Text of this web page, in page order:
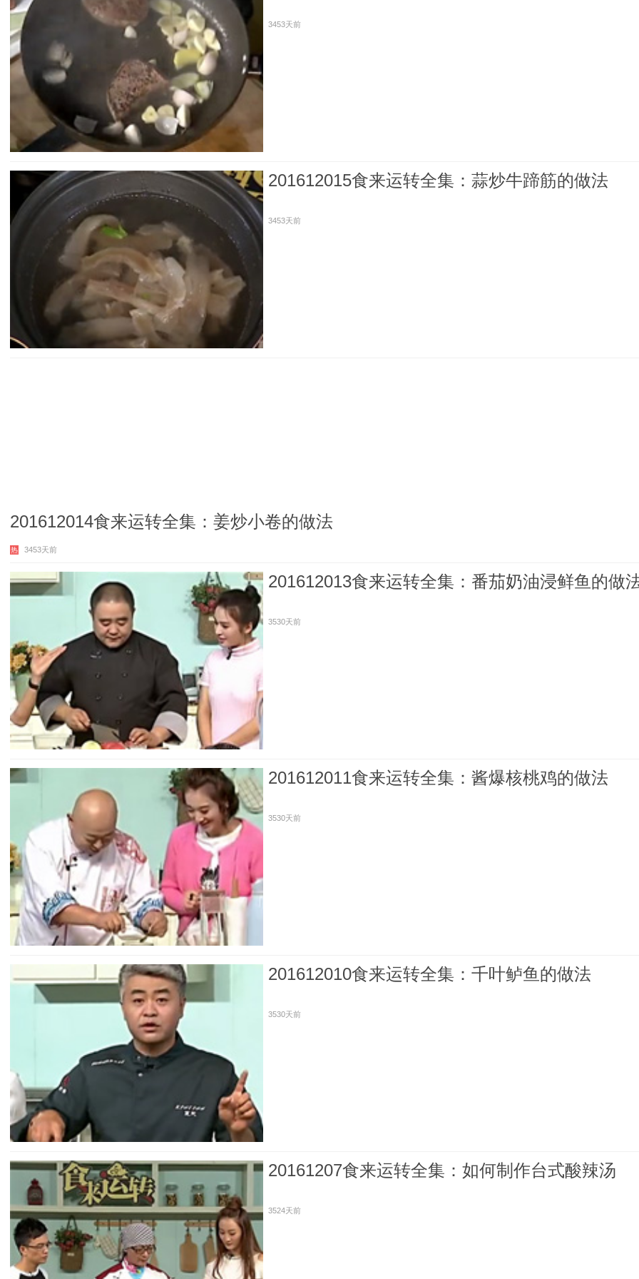
3453天前
201612015食来运转全集：蒜炒牛蹄筋的做法
3453天前
201612014食来运转全集：姜炒小卷的做法
热 3453天前
201612013食来运转全集：番茄奶油浸鲜鱼的做
3530天前
201612011食来运转全集：酱爆核桃鸡的做法
3530天前
201612010食来运转全集：千叶鲈鱼的做法
3530天前
20161207食来运转全集：如何制作台式酸辣汤
3524天前